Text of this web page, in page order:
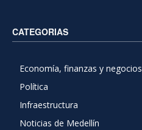
CATEGORIAS
Economía, finanzas y negocios
Política
Infraestructura
Noticias de Medellín